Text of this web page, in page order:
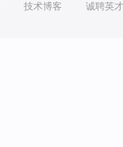
技术博客 诚聘英才